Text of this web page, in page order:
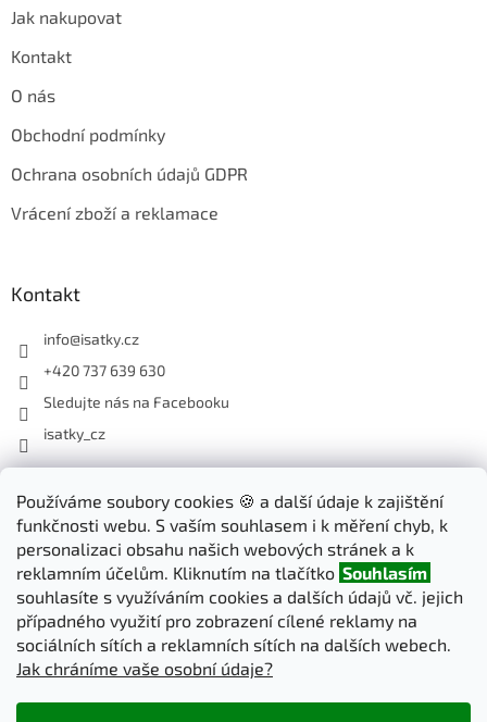
Používáme soubory cookies 🍪 a další údaje k zajištění
funkčnosti webu. S vaším souhlasem i k měření chyb, k
personalizaci obsahu našich webových stránek a k
reklamním účelům. Kliknutím na tlačítko Souhlasím
souhlasíte s využíváním cookies a dalších údajů vč. jejich
případného využití pro zobrazení cílené reklamy na
sociálních sítích a reklamních sítích na dalších webech.
Jak chráníme vaše osobní údaje?
Jak nakupovat
Kontakt
O nás
Obchodní podmínky
Ochrana osobních údajů GDPR
Vrácení zboží a reklamace
Kontakt
info@isatky.cz
+420 737 639 630
Sledujte nás na Facebooku
isatky_cz
Odebírat newsletter
Vložte svůj e-mail a my vám budeme zasílat informace o nových
produktech na našem e-shopu.
E-mail
PŘIHLÁSIT SE